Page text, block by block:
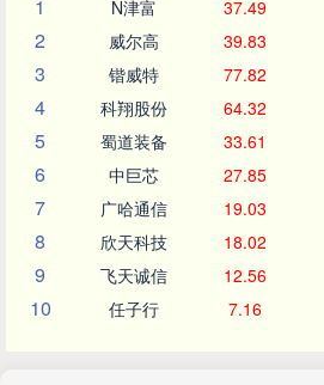
1
N津富 37.49
2 威尔高 39.83
3 锴威特 77.82
4 科翔股份 64.32
5 蜀道装备 33.61
6 中巨芯 27.85
7 广哈通信 19.03
8 欣天科技 18.02
9 飞天诚信 12.56
10 任子行 7.16